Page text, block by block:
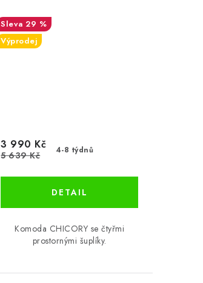
29 %
Výprodej
4-8 týdnů
3 990 Kč
5 639 Kč
Komoda CHICORY se čtyřmi
prostornými šuplíky.